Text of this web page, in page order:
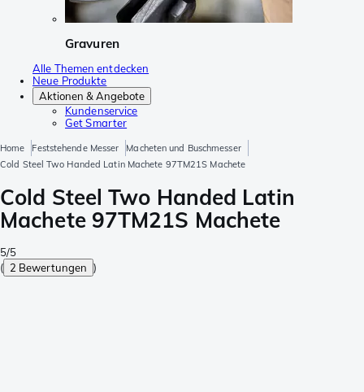
Gravuren
Alle Themen entdecken
Neue Produkte
Aktionen & Angebote
Kundenservice
Get Smarter
Home Feststehende Messer
Macheten und Buschmesser
Cold Steel Two Handed Latin Machete 97TM21S Machete
Cold Steel Two Handed Latin
Machete 97TM21S Machete
5/5
( 2 Bewertungen )